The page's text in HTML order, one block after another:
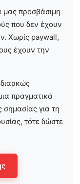
μας προσβάσιμη
που δεν έχουν
Χωρίς paywall,
έχουν την
πραγματικά
σημασίας για τη
τότε δώστε